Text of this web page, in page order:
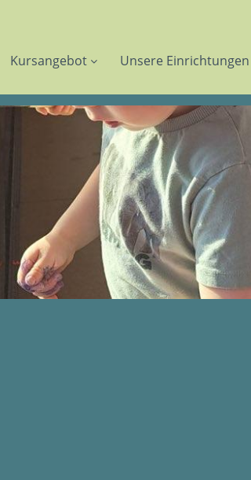
Kursangebot Unsere Einrichtungen